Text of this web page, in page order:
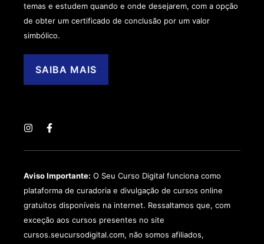
temas e estudem quando e onde desejarem, com a opção
de obter um certificado de conclusão por um valor
simbólico.
SAIBA MAIS
Aviso Importante: O Seu Curso Digital funciona como
plataforma de curadoria e divulgação de cursos online
gratuitos disponíveis na internet. Ressaltamos que, com
exceção aos cursos presentes no site
cursos.seucursodigital.com, não somos afiliados,